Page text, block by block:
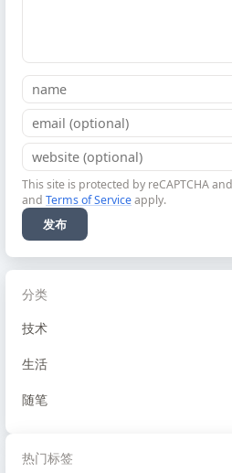
分类
技术
生活
随笔
热门标签
This site is protected by reCAPTCHA
and Terms of Serviceapply.
发布